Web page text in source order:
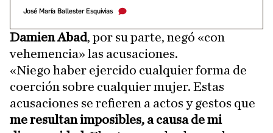
José María Ballester Esquivias
Damien Abad, por su parte, negó «con
vehemencia» las acusaciones.
«Niego haber ejercido cualquier forma de
coerción sobre cualquier mujer. Estas
acusaciones se refieren a actos y gestos que
me resultan imposibles, a causa de mi